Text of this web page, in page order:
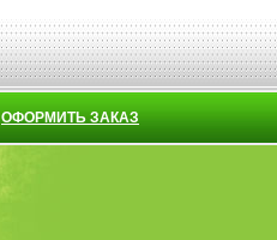
ОФОРМИТЬ ЗАКАЗ